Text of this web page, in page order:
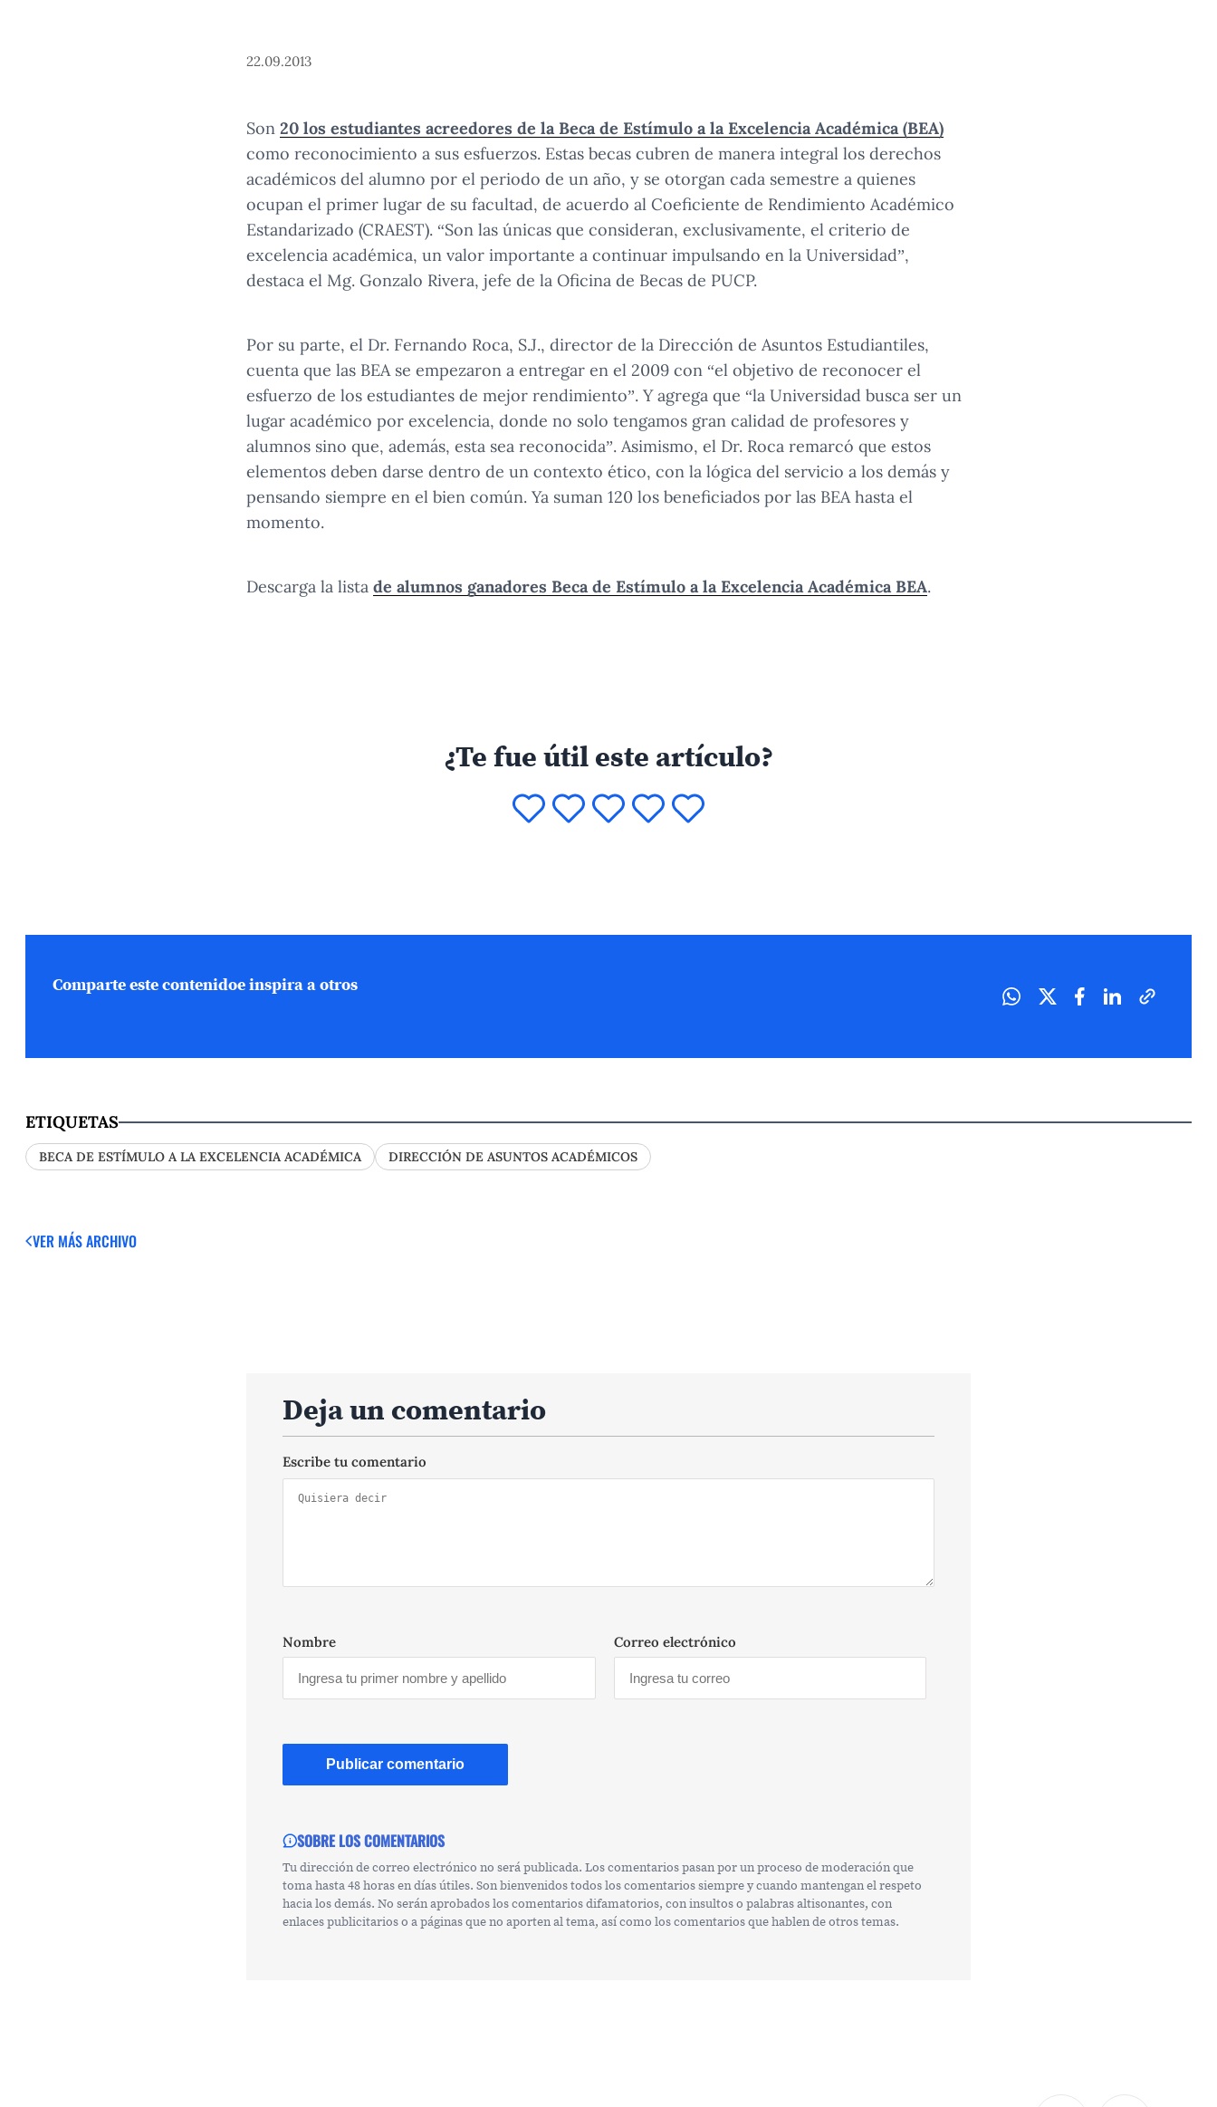
22.09.2013
Son 20 los estudiantes acreedores de la Beca de Estímulo a la Excelencia Académica (BEA)
como reconocimiento a sus esfuerzos. Estas becas cubren de manera integral los derechos
académicos del alumno por el periodo de un año, y se otorgan cada semestre a quienes
ocupan el primer lugar de su facultad, de acuerdo al Coeficiente de Rendimiento Académico
Estandarizado (CRAEST). “Son las únicas que consideran, exclusivamente, el criterio de
excelencia académica, un valor importante a continuar impulsando en la Universidad”,
destaca el Mg. Gonzalo Rivera, jefe de la Oficina de Becas de PUCP.
Por su parte, el Dr. Fernando Roca, S.J., director de la Dirección de Asuntos Estudiantiles,
cuenta que las BEA se empezaron a entregar en el 2009 con “el objetivo de reconocer el
esfuerzo de los estudiantes de mejor rendimiento”. Y agrega que “la Universidad busca ser un
lugar académico por excelencia, donde no solo tengamos gran calidad de profesores y
alumnos sino que, además, esta sea reconocida”. Asimismo, el Dr. Roca remarcó que estos
elementos deben darse dentro de un contexto ético, con la lógica del servicio a los demás y
pensando siempre en el bien común. Ya suman 120 los beneficiados por las BEA hasta el
momento.
Descarga la lista de alumnos ganadores Beca de Estímulo a la Excelencia Académica BEA.
¿Te fue útil este artículo?
Comparte este contenidoe inspira a otros
ETIQUETAS
BECA DE ESTÍMULO A LA EXCELENCIA ACADÉMICA DIRECCIÓN DE ASUNTOS ACADÉMICOS
VER MÁSARCHIVO
Deja un comentario
Escribe tu comentario
Nombre Correo electrónico
SOBRE LOS COMENTARIOS
Tu dirección de correo electrónico no será publicada. Los comentarios pasan por un proceso de moderación que
toma hasta 48 horas en días útiles. Son bienvenidos todos los comentarios siempre y cuando mantengan el respeto
hacia los demás. No serán aprobados los comentarios difamatorios, con insultos o palabras altisonantes, con
enlaces publicitarios o a páginas que no aporten al tema, así como los comentarios que hablen de otros temas.